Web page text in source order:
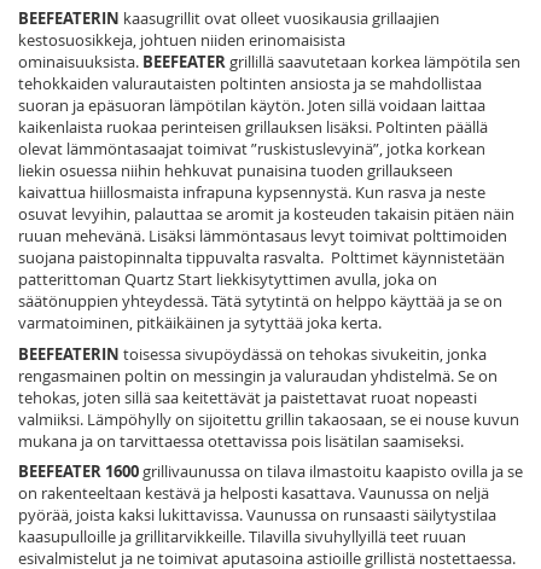
BEEFEATERIN kaasugrillit ovat olleet vuosikausia grillaajien
kestosuosikkeja, johtuen niiden erinomaisista
ominaisuuksista. BEEFEATERgrillillä saavutetaan korkea lämpötila sen
tehokkaiden valurautaisten poltinten ansiosta ja se mahdollistaa
suoran ja epäsuoran lämpötilan käytön. Joten sillä voidaan laittaa
kaikenlaista ruokaa perinteisen grillauksen lisäksi. Poltinten päällä
olevat lämmöntasaajat toimivat ”ruskistuslevyinä”, jotka korkean
liekin osuessa niihin hehkuvat punaisina tuoden grillaukseen
kaivattua hiillosmaista infrapuna kypsennystä. Kun rasva ja neste
osuvat levyihin, palauttaa se aromit ja kosteuden takaisin pitäen näin
ruuan mehevänä. Lisäksi lämmöntasaus levyt toimivat polttimoiden
suojana paistopinnalta tippuvalta rasvalta. Polttimet käynnistetään
patterittoman Quartz Start liekkisytyttimen avulla, joka on
säätönuppien yhteydessä. Tätä sytytintä on helppo käyttää ja se on
varmatoiminen, pitkäikäinen ja sytyttää joka kerta.
BEEFEATERIN toisessa sivupöydässä on tehokas sivukeitin, jonka
rengasmainen poltin on messingin ja valuraudan yhdistelmä. Se on
tehokas, joten sillä saa keitettävät ja paistettavat ruoat nopeasti
valmiiksi. Lämpöhylly on sijoitettu grillin takaosaan, se ei nouse kuvun
mukana ja on tarvittaessa otettavissa pois lisätilan saamiseksi.
BEEFEATER 1600grillivaunussa on tilava ilmastoitu kaapisto ovilla ja se
on rakenteeltaan kestävä ja helposti kasattava. Vaunussa on neljä
pyörää, joista kaksi lukittavissa. Vaunussa on runsaasti säilytystilaa
kaasupulloille ja grillitarvikkeille. Tilavilla sivuhyllyillä teet ruuan
esivalmistelut ja ne toimivat aputasoina astioille grillistä nostettaessa.